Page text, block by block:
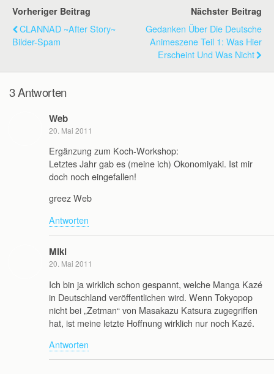
Vorheriger Beitrag
CLANNAD ~After Story~
Bilder-Spam
Nächster Beitrag
Gedanken Über Die Deutsche
Animeszene Teil 1: Was Hier
Erscheint Und Was Nicht
3 Antworten
Web
20. Mai 2011
Ergänzung zum Koch-Workshop:
Letztes Jahr gab es (meine ich) Okonomiyaki. Ist mir
doch noch eingefallen!
greez Web
Antworten
Miki
20. Mai 2011
Ich bin ja wirklich schon gespannt, welche Manga Kazé
in Deutschland veröffentlichen wird. Wenn Tokyopop
nicht bei „Zetman“ von Masakazu Katsura zugegriffen
hat, ist meine letzte Hoffnung wirklich nur noch Kazé.
Antworten